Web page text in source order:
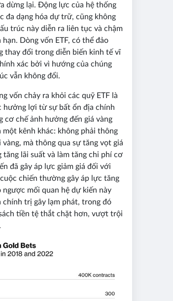
dừng lại. Động lực của hệ thống
đa dạng hóa dự trữ, cũng không
trúc này diễn ra liên tục và chậm
Dòng vốn ETF, có thể đảo
thay đổi trong diễn biến kinh tế vĩ
xác bởi vì hướng của chúng
vẫn không đổi.
vốn chảy ra khỏi các quỹ ETF là
hưởng lợi từ sự bất ổn địa chính
chế ảnh hưởng đến giá vàng
kênh khác: không phải thông
mà thông qua sự tăng vọt giá
tăng lãi suất và làm tăng chi phí cơ
đã gây áp lực giảm giá đối với
chiến thường gây áp lực tăng
mối quan hệ dự kiến ​​này
chính trị gây lạm phát, trong đó
tiền tệ thắt chặt hơn, vượt trội